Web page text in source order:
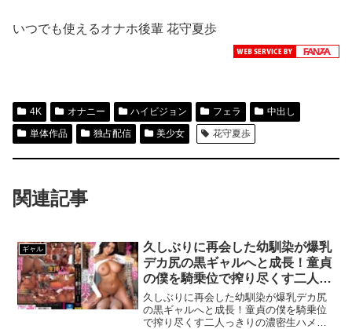
いつでも使えるオナホ後輩 花守夏歩
4K オナニー ハイビジョン フェラ
中出し
単体作品
独占配信 美少女 花守夏歩
関連記事
ギャル
久しぶりに再会した幼馴染が爆乳
デカ尻の黒ギャルへと成長！童貞
の僕を騎乗位で搾り尽くす二人っ
きりの濃密生ハメ誘惑 黒咲華
久しぶりに再会した幼馴染が爆乳デカ尻
の黒ギャルへと成長！童貞の僕を騎乗位
で搾り尽くす二人っきりの濃密生ハメ誘